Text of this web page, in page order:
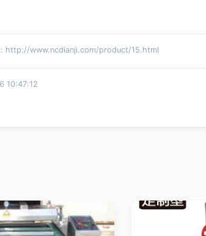
http://www.ncdianji.com/product/15.html
10:47:12